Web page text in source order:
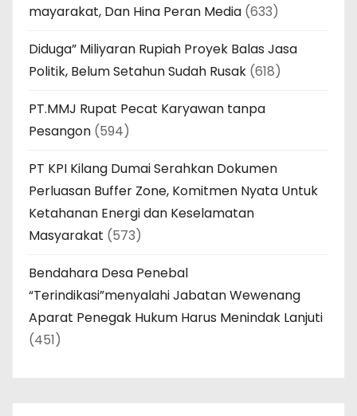
mayarakat, Dan Hina Peran Media (633)
Diduga” Miliyaran Rupiah Proyek Balas Jasa
Politik, Belum Setahun Sudah Rusak (618)
PT.MMJ Rupat Pecat Karyawan tanpa
Pesangon (594)
PT KPI Kilang Dumai Serahkan Dokumen
Perluasan Buffer Zone, Komitmen Nyata Untuk
Ketahanan Energi dan Keselamatan
Masyarakat (573)
Bendahara Desa Penebal
“Terindikasi”menyalahi Jabatan Wewenang
Aparat Penegak Hukum Harus Menindak Lanjuti
(451)